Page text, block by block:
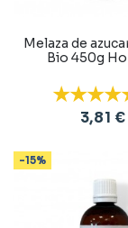
Melaza de
Bio 450g
3,81 €
-15%